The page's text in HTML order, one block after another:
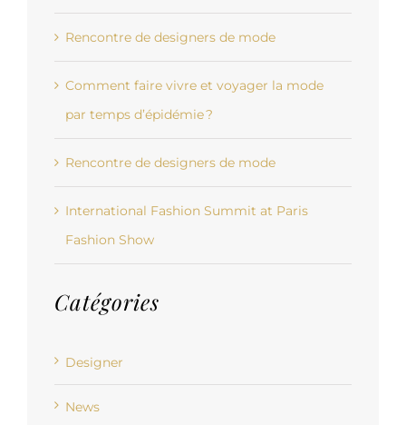
Rencontre de designers de mode
Comment faire vivre et voyager la mode
par temps d’épidémie ?
Rencontre de designers de mode
International Fashion Summit at Paris
Fashion Show
Catégories
Designer
News